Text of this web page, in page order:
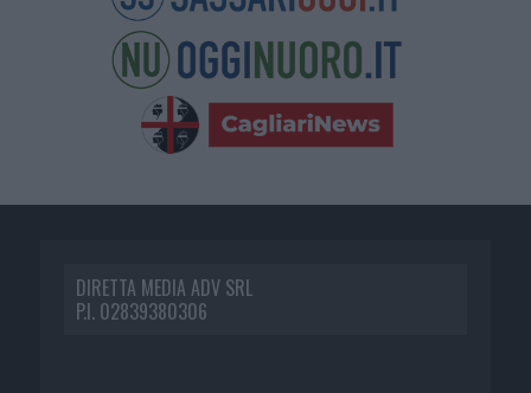
DIRETTA MEDIA ADV SRL
P.I. 02839380306